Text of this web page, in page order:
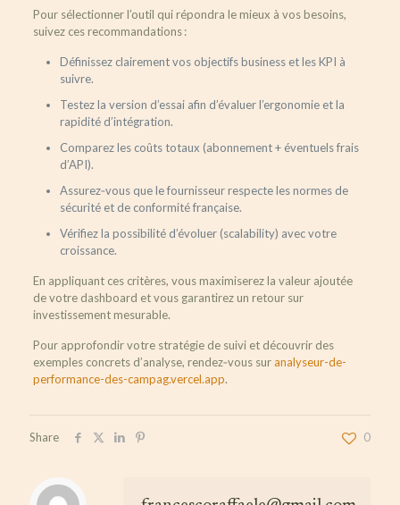
Pour sélectionner l’outil qui répondra le mieux à vos besoins,
suivez ces recommandations :
Définissez clairement vos objectifs business et les KPI à
suivre.
Testez la version d’essai afin d’évaluer l’ergonomie et la
rapidité d’intégration.
Comparez les coûts totaux (abonnement + éventuels frais
d’API).
Assurez‑vous que le fournisseur respecte les normes de
sécurité et de conformité française.
Vérifiez la possibilité d’évoluer (scalability) avec votre
croissance.
En appliquant ces critères, vous maximiserez la valeur ajoutée
de votre dashboard et vous garantirez un retour sur
investissement mesurable.
Pour approfondir votre stratégie de suivi et découvrir des
exemples concrets d’analyse, rendez‑vous suranalyseur-de-
performance-des-campag.vercel.app.
Share 0